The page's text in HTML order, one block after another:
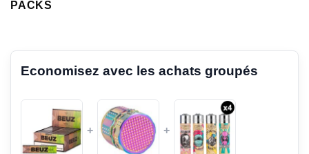
PACKS
Economisez avec les achats groupés
+ +